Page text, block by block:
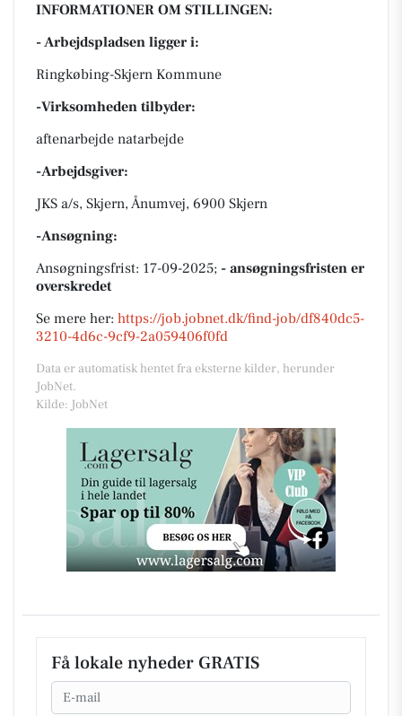
INFORMATIONER OM STILLINGEN:
- Arbejdspladsen ligger i:
Ringkøbing-Skjern Kommune
-Virksomheden tilbyder:
aftenarbejde natarbejde
-Arbejdsgiver:
JKS a/s, Skjern, Ånumvej, 6900 Skjern
-Ansøgning:
Ansøgningsfrist: 17-09-2025; - ansøgningsfristen er
overskredet
Se mere her: https://job.jobnet.dk/find-job/df840dc5-
3210-4d6c-9cf9-2a059406f0fd
Data er automatisk hentet fra eksterne kilder, herunder
JobNet.
Kilde: JobNet
Få lokale nyheder GRATIS
Email